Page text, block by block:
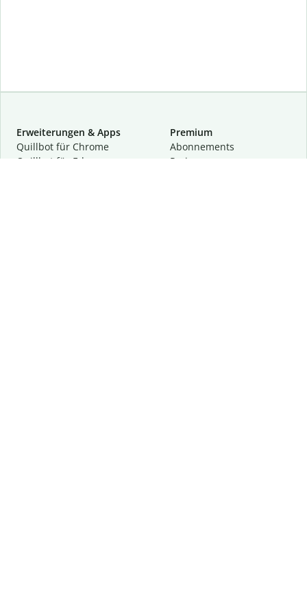
Erweiterungen & Apps
Quillbot für Chrome
Quillbot für Edge
Premium
Abon­ne­ments
Preise